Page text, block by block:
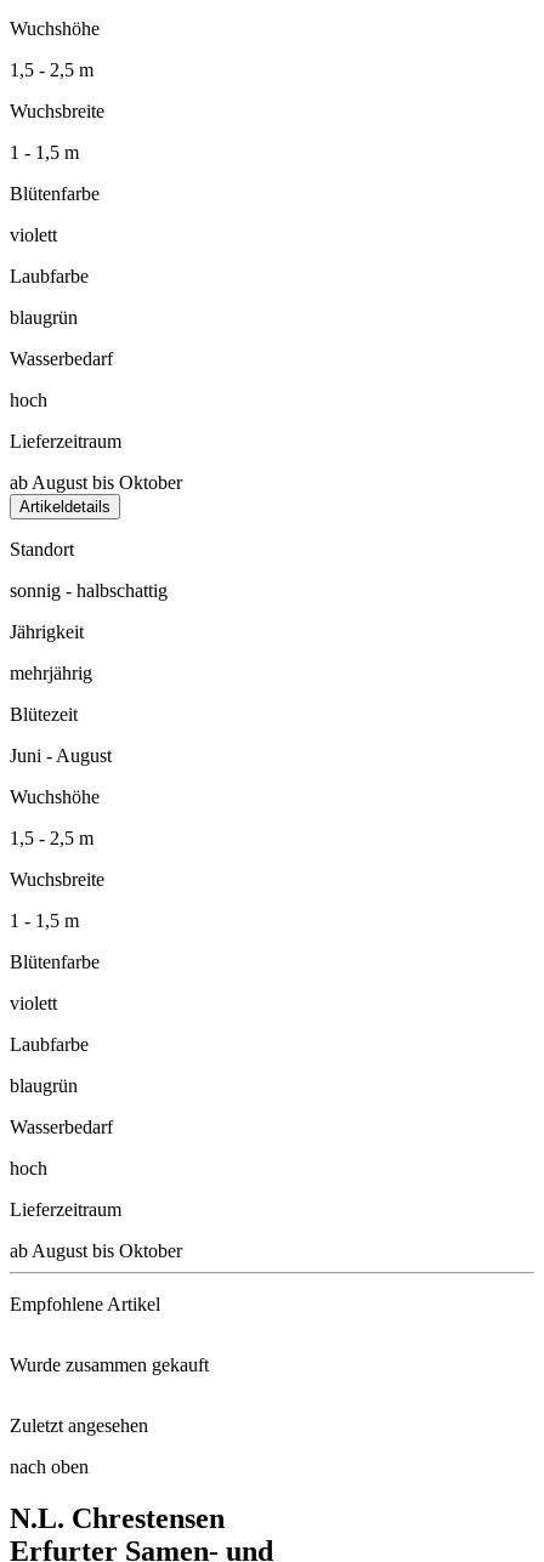
Wuchshöhe
1,5 - 2,5 m
Wuchsbreite
1 - 1,5 m
Blütenfarbe
violett
Laubfarbe
blaugrün
Wasserbedarf
hoch
Lieferzeitraum
ab August bis Oktober
Artikeldetails
Standort
sonnig - halbschattig
Jährigkeit
mehrjährig
Blütezeit
Juni - August
Wuchshöhe
1,5 - 2,5 m
Wuchsbreite
1 - 1,5 m
Blütenfarbe
violett
Laubfarbe
blaugrün
Wasserbedarf
hoch
Lieferzeitraum
ab August bis Oktober
Empfohlene Artikel
Kleingrubber
Wurde zusammen gekauft
Polsterthymian Albiflorus
Zuletzt angesehen
Hohe Wiesenraute Elin
nach oben
N.L. Chrestensen
Erfurter Samen- und